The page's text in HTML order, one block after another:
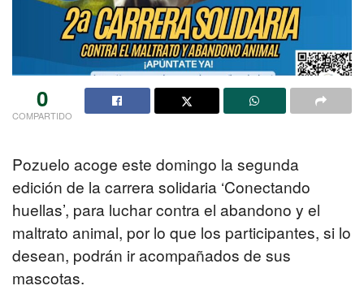
0
COMPARTIDO
Pozuelo acoge este domingo la segunda
edición de la carrera solidaria ‘Conectando
huellas’, para luchar contra el abandono y el
maltrato animal, por lo que los participantes, si lo
desean, podrán ir acompañados de sus
mascotas.